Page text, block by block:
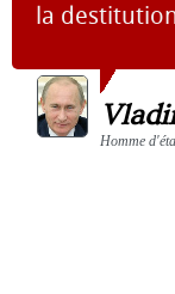
la
Homme